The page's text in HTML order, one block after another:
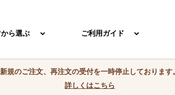
新規のご注文、再注文の受付を一時停止しております。
詳しくはこちら